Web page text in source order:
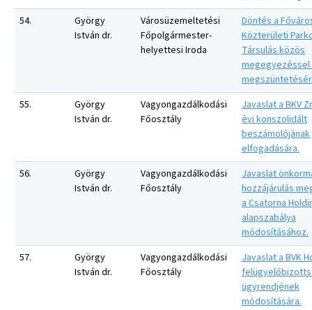
54.
György
István dr.
Városüzemeltetési
Főpolgármester-
helyettesi Iroda
Döntés a
Közterületi
Társulás közös
55.
György
István dr.
Vagyongazdálkodási
Főosztály
Javaslat a BKV
évi konszolidált
beszámolójának
elfogadására.
56.
György
István dr.
Vagyongazdálkodási
Főosztály
Javaslat
hozzájárulás
a Csatorna
alapszabálya
módosításához.
57.
György
István dr.
Vagyongazdálkodási
Főosztály
Javaslat a BVK
ügyrendjének
módosítására.